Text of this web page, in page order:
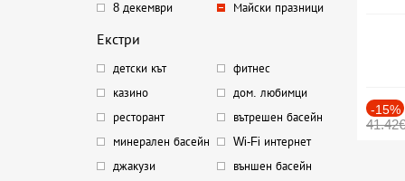
8 декември
Майски празници
Екстри
детски кът
фитнес
казино
дом. любимци
ресторант
вътрешен басейн
минерален басейн
Wi-Fi интернет
джакузи
външен басейн
-15%
41.42€